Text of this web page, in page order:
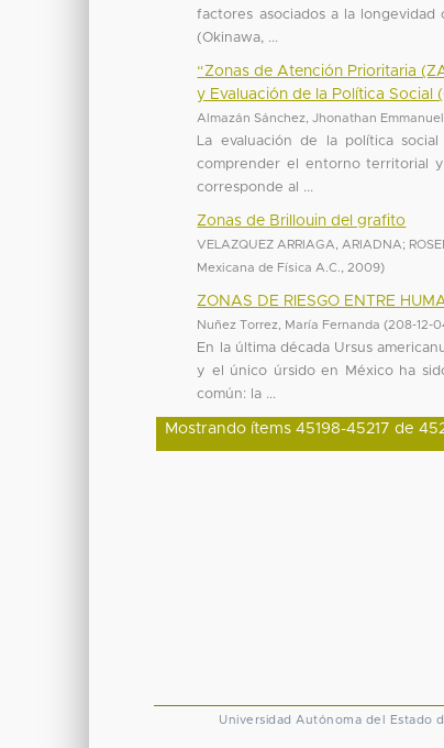
factores asociados a la longevidad
(Okinawa, ...
“Zonas de Atención Prioritaria
y Evaluación de la Política Social
Almazán Sánchez, Jhonathan Emmanuel
La evaluación de la política
comprender el entorno territorial y
corresponde al ...
Zonas de Brillouin del grafito
VELAZQUEZ ARRIAGA, ARIADNA;
Mexicana de Física A.C.
2009)
ZONAS DE RIESGO ENTRE
Nuñez Torrez, María Fernanda (208-12-
En la última década Ursus
y el único úrsido en México ha
común: la ...
Mostrando ítems 45198-45217 de
Universidad Autónoma del Estado